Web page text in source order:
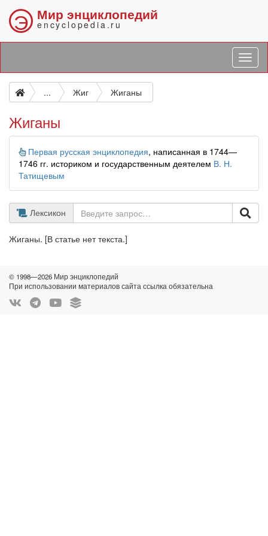
Э Мир энциклопедий
encyclopedia.ru
... Жиг Жиганы
Жиганы
Информация
Первая русская энциклопедия, написанная в 1744—
1746 гг. историком и государственным деятелем В. Н.
Татищевым
Лексикон
Жиганы. [В статье нет текста.]
© 1998—2026 Мир энциклопедий
При использовании материалов сайта ссылка обязательна